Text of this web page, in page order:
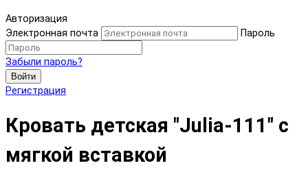
Авторизация
Электронная почта
Пароль
Забыли пароль?
Войти
Регистрация
Кровать детская "Julia-111" с
мягкой вставкой